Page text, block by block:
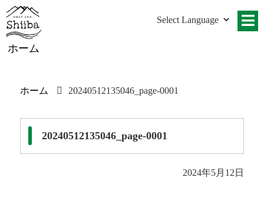
ホーム
ホーム 20240512135046_page-0001
20240512135046_page-0001
2024年5月12日